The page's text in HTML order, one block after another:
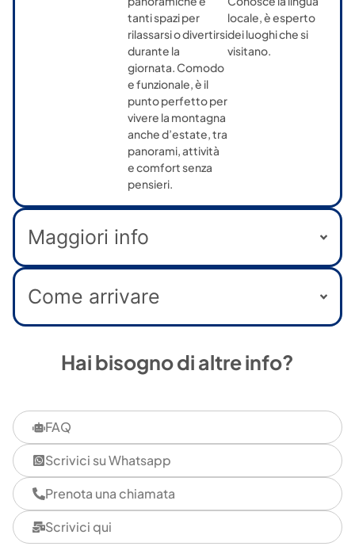
tanti spazi per
rilassarsi o divertirsi
durante la
giornata. Comodo
e funzionale, è il
punto perfetto per
vivere la montagna
anche d’estate, tra
panorami, attività
e comfort senza
pensieri.
locale, è esperto
dei luoghi che si
visitano.
Maggiori info
Come arrivare
Hai bisogno di altre info?
FAQ
Scrivici su Whatsapp
Prenota una chiamata
Scrivici qui